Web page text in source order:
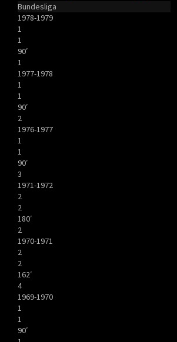
Bundesliga
1978-1979
1
1
90′
1
1977-1978
1
1
90′
2
1976-1977
1
1
90′
3
1971-1972
2
2
180′
2
1970-1971
2
2
162′
4
1969-1970
1
1
90′